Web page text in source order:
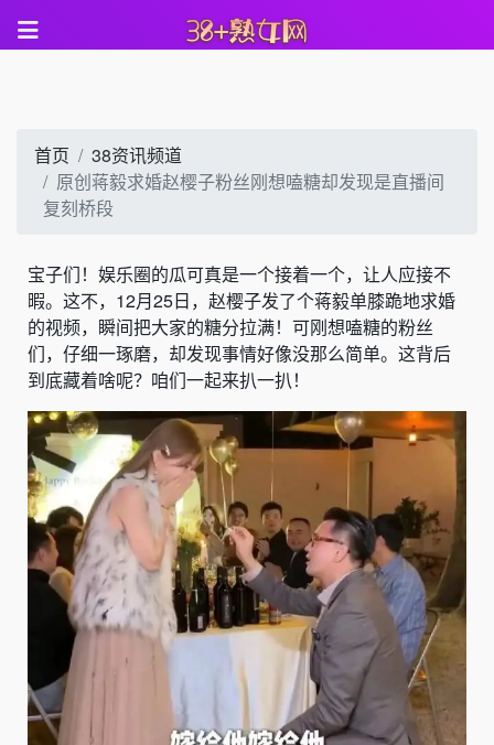
首页
38资讯频道
原创蒋毅求婚赵樱子粉丝刚想嗑糖却发现是直播间
复刻桥段
宝子们！娱乐圈的瓜可真是一个接着一个，让人应接不
暇。这不，12月25日，赵樱子发了个蒋毅单膝跪地求婚
的视频，瞬间把大家的糖分拉满！可刚想嗑糖的粉丝
们，仔细一琢磨，却发现事情好像没那么简单。这背后
到底藏着啥呢？咱们一起来扒一扒！